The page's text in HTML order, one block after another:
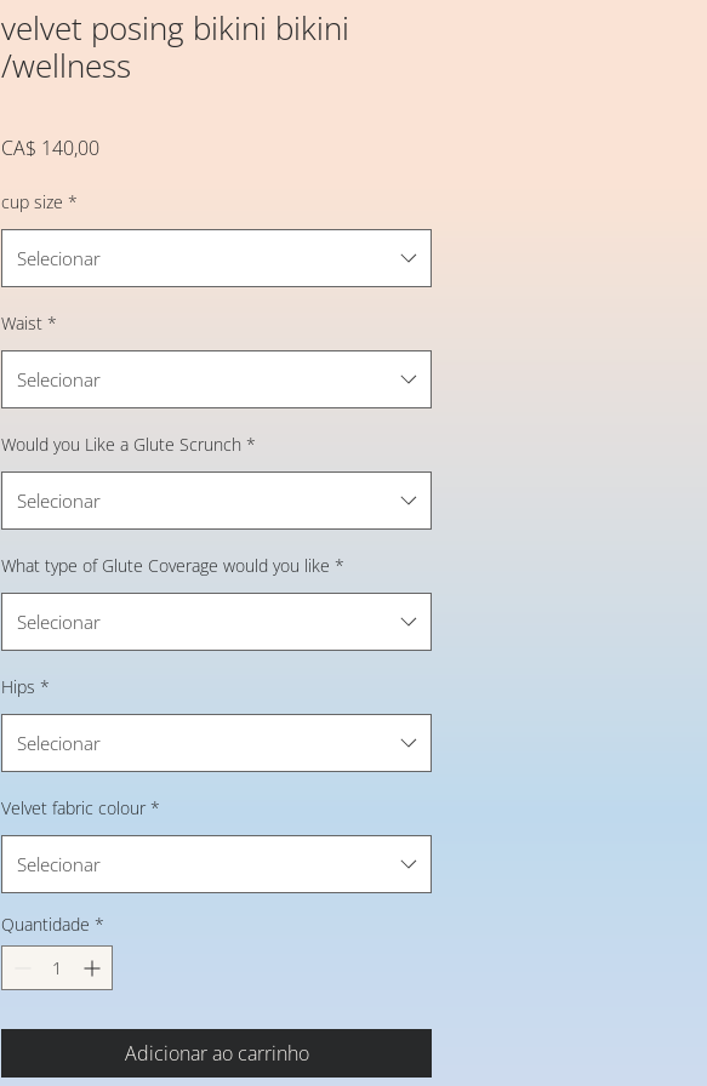
velvet posing bikini bikini
/wellness
CA$ 140,00Preço
cup size *
Selecionar
Waist *
Selecionar
Would you Like a Glute Scrunch *
Selecionar
What type of Glute Coverage would you like *
Selecionar
Hips *
Selecionar
Velvet fabric colour *
Selecionar
Quantidade *
Adicionar ao carrinho